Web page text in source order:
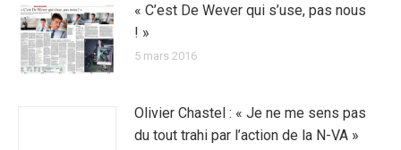
« C’est De Wever qui s’use, pas nous
! »
5 mars 2016
Olivier Chastel : « Je ne me sens pas
du tout trahi par l’action de la N-VA »